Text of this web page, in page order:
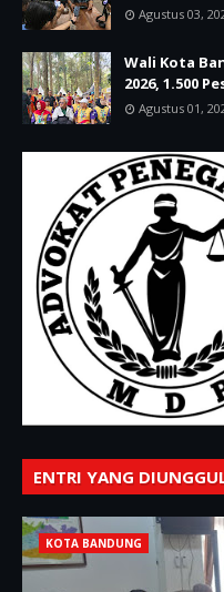
Agustus 03,
Wali Kota
2026, 1.500
Agustus 01,
ENTRI YANG
KOTA BANDUNG